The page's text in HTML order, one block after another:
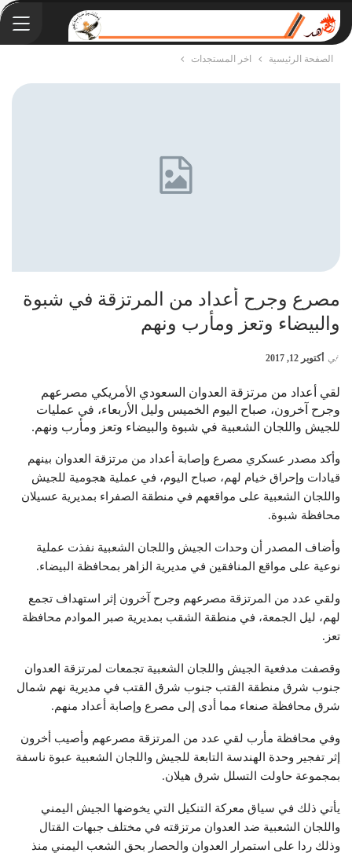
الصفحة الرئيسية اخر المستجدات
مصرع وجرح أعداد من المرتزقة في شبوة
والبيضاء وتعز ومأرب ونهم
في أكتوبر 12, 2017
لقي أعداد من مرتزقة العدوان السعودي الأمريكي مصرعهم
وجرح آخرون، صباح اليوم الخميس وليل الأربعاء، في عمليات
للجيش واللجان الشعبية في شبوة والبيضاء وتعز ومأرب ونهم.
وأكد مصدر عسكري مصرع وإصابة أعداد من مرتزقة العدوان بينهم
قيادات وإحراق خيام لهم، صباح اليوم، في عملية هجومية للجيش
واللجان الشعبية على مواقعهم في منطقة الصفراء بمديرية عسيلان
محافظة شبوة.
وأضاف المصدر أن وحدات الجيش واللجان الشعبية نفذت عملية
نوعية على مواقع المنافقين في مديرية الزاهر بمحافظة البيضاء.
ولقي عدد من المرتزقة مصرعهم وجرح آخرون إثر استهداف تجمع
لهم، ليل الجمعة، في منطقة الشقب بمديرية صبر الموادم محافظة
تعز.
وقصفت مدفعية الجيش واللجان الشعبية تجمعات لمرتزقة العدوان
جنوب شرق منطقة القتب جنوب شرق القتب في مديرية نهم شمال
شرق محافظة صنعاء مما أدى إلى مصرع وإصابة أعداد منهم.
وفي محافظة مأرب لقي عدد من المرتزقة مصرعهم وأصيب أخرون
إثر تفجير وحدة الهندسة التابعة للجيش واللجان الشعبية عبوة ناسفة
بمجموعة حاولت التسلل شرق هيلان.
يأتي ذلك في سياق معركة التنكيل التي يخوضها الجيش اليمني
واللجان الشعبية ضد العدوان مرتزقته في مختلف جبهات القتال
وذلك ردا على استمرار العدوان والحصار بحق الشعب اليمني منذ